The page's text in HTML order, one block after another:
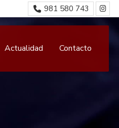
981 580 743
Actualidad Contacto